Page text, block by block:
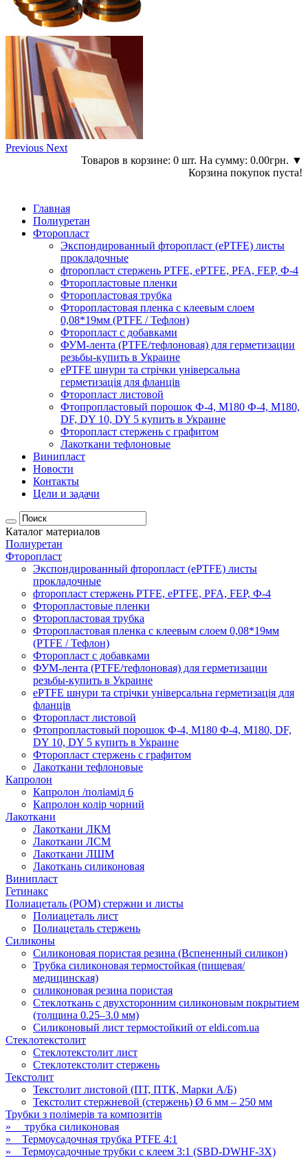
Previous Next
Товаров в корзине: 0 шт. На сумму: 0.00грн. ▼
Корзина покупок пуста!
Главная
Полиуретан
Фторопласт
Экспондированный фторопласт (ePTFE) листы
прокладочные
фторопласт стержень PTFE, ePTFE, PFA, FEP, Ф-4
Фторопластовые пленки
Фторопластовая трубка
Фторопластовая пленка с клеевым слоем
0,08*19мм (PTFE / Тефлон)
Фторопласт с добавками
ФУМ-лента (PTFE/тефлоновая) для герметизации
резьбы-купить в Украине
ePTFE шнури та стрічки універсальна
герметизація для фланців
Фторопласт листовой
Фтопропластовый порошок Ф-4, М180 Ф-4, М180,
DF, DY 10, DY 5 купить в Украине
Фторопласт стержень с графитом
Лакоткани тефлоновые
Винипласт
Новости
Контакты
Цели и задачи
Каталог материалов
Полиуретан
Фторопласт
Экспондированный фторопласт (ePTFE) листы
прокладочные
фторопласт стержень PTFE, ePTFE, PFA, FEP, Ф-4
Фторопластовые пленки
Фторопластовая трубка
Фторопластовая пленка с клеевым слоем 0,08*19мм
(PTFE / Тефлон)
Фторопласт с добавками
ФУМ-лента (PTFE/тефлоновая) для герметизации
резьбы-купить в Украине
ePTFE шнури та стрічки універсальна герметизація для
фланців
Фторопласт листовой
Фтопропластовый порошок Ф-4, М180 Ф-4, М180, DF,
DY 10, DY 5 купить в Украине
Фторопласт стержень с графитом
Лакоткани тефлоновые
Капролон
Капролон /поліамід 6
Капролон колір чорний
Лакоткани
Лакоткани ЛКМ
Лакоткани ЛСМ
Лакоткани ЛШМ
Лакоткань силиконовая
Винипласт
Гетинакс
Полиацеталь (POM) стержни и листы
Полиацеталь лист
Полиацеталь стержень
Силиконы
Силиконовая пористая резина (Вспененный силикон)
Трубка силиконовая термостойкая (пищевая/
медицинская)
силиконовая резина пористая
Стеклоткань с двухсторонним силиконовым покрытием
(толщина 0.25–3.0 мм)
Силиконовый лист термостойкий от eldi.com.ua
Стеклотекстолит
Стеклотекстолит лист
Стеклотекстолит стержень
Текстолит
Текстолит листовой (ПТ, ПТК, Марки А/Б)
Текстолит стержневой (стержень) Ø 6 мм – 250 мм
Трубки з полімерів та композитів
» трубка силиконовая
» Термоусадочная трубка PTFE 4:1
» Термоусадочные трубки с клеем 3:1 (SBD-DWHF-3X)